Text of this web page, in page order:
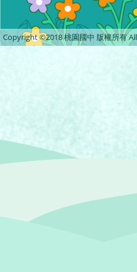
Copyright ©2018 桃園國中 版權所有